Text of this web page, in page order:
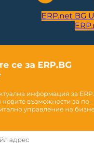
ERP.net BG
се за ERP.BG
информация за
новите възможности за по-
управление на